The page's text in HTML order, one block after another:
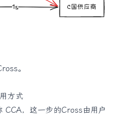
。
方式
CCA，这一步的Cross由用户